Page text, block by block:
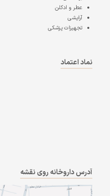
عطر و ادکلن
آرایشی
تجهیزات پزشکی
نماد اعتماد
آدرس داروخانه روی نقشه